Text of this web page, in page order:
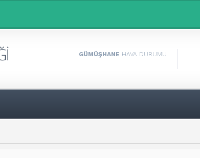
GÜMÜŞHANE HAVA DURUMU